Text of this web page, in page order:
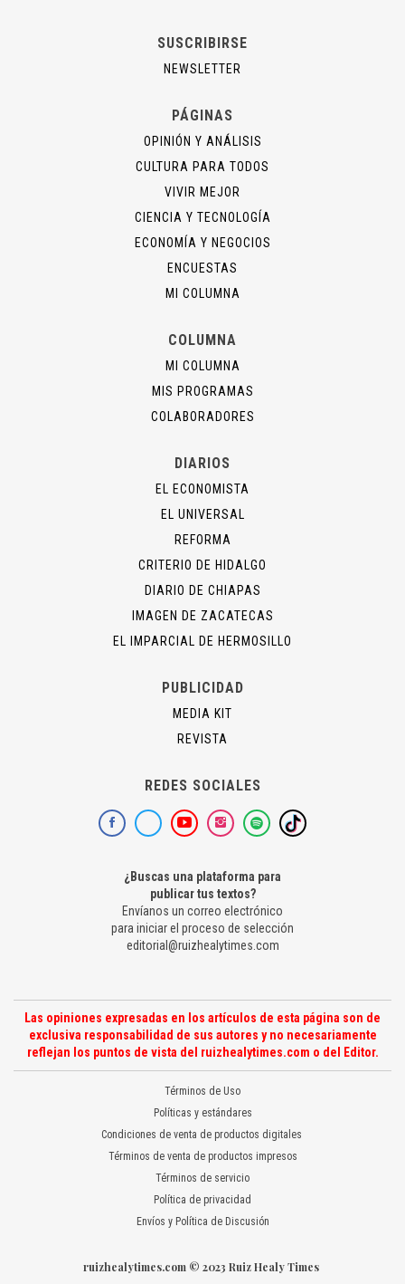
SUSCRIBIRSE
NEWSLETTER
PÁGINAS
OPINIÓN Y ANÁLISIS
CULTURA PARA TODOS
VIVIR MEJOR
CIENCIA Y TECNOLOGÍA
ECONOMÍA Y NEGOCIOS
ENCUESTAS
MI COLUMNA
COLUMNA
MI COLUMNA
MIS PROGRAMAS
COLABORADORES
DIARIOS
EL ECONOMISTA
EL UNIVERSAL
REFORMA
CRITERIO DE HIDALGO
DIARIO DE CHIAPAS
IMAGEN DE ZACATECAS
EL IMPARCIAL DE HERMOSILLO
PUBLICIDAD
MEDIA KIT
REVISTA
REDES SOCIALES
¿Buscas una plataforma para
publicar tus textos?
Envíanos un correo electrónico
para iniciar el proceso de selección
editorial@ruizhealytimes.com
Las opiniones expresadas en los artículos de esta página son de
exclusiva responsabilidad de sus autores y no necesariamente
reflejan los puntos de vista del ruizhealytimes.com o del Editor.
Términos de Uso
Políticas y estándares
Condiciones de venta de productos digitales
Términos de venta de productos impresos
Términos de servicio
Política de privacidad
Envíos y Política de Discusión
ruizhealytimes.com © 2023 Ruiz Healy Times